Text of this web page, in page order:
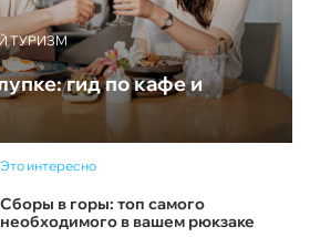
ТУРИЗМ
гид по кафе и
Это интересно
Сборы в горы: топ самого
необходимого в вашем рюкзаке